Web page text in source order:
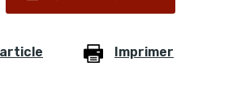
Imprimer